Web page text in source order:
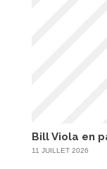
Bill Viola en
11 JUILLET 2026